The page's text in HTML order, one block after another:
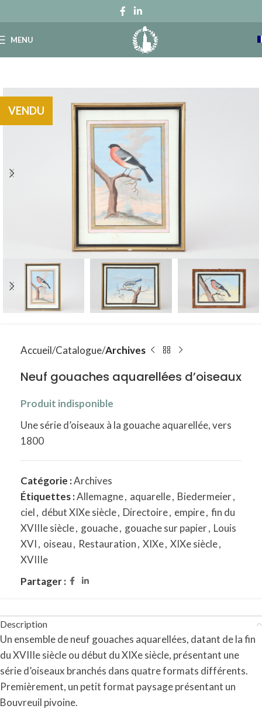
MENU
VENDU
Accueil Catalogue Archives
Neuf gouaches aquarellées d’oiseaux
Produit indisponible
Une série d’oiseaux à la gouache aquarellée, vers
1800
Catégorie :Archives
Étiquettes :Allemagne, aquarelle, Biedermeier,
ciel, début XIXe siècle, Directoire, empire, fin du
XVIIIe siècle, gouache, gouache sur papier, Louis
XVI, oiseau, Restauration, XIXe, XIXe siècle,
XVIIIe
Partager :
Description
Un ensemble de neuf gouaches aquarellées, datant de la fin
du XVIIIe siècle ou début du XIXe siècle, présentant une
série d’oiseaux branchés dans quatre formats différents.
Premièrement, un petit format paysage présentant un
Bouvreuil pivoine.